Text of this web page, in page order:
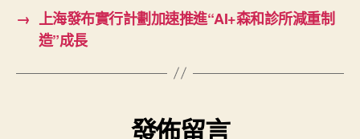
→ 上海發布實行計劃加速推進“AI+森和診所減重制
造”成長
發佈留言